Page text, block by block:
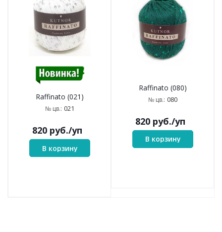
Raffinato (021)
№ цв.: 021
820 руб./уп
В корзину
Raffinato (080)
№ цв.: 080
820 руб./уп
В корзину